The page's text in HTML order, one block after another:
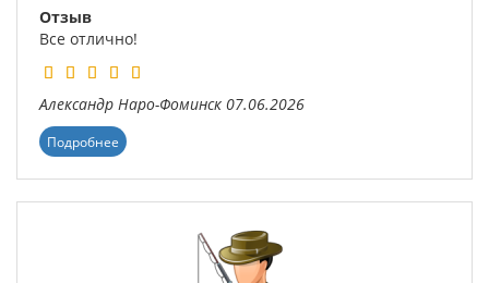
Отзыв
Все отлично!
Александр Наро-Фоминск 07.06.2026
Подробнее